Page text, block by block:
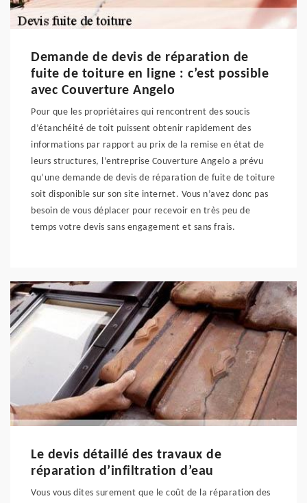
Demande de devis de réparation de
fuite de toiture en ligne : c’est possible
avec Couverture Angelo
Pour que les propriétaires qui rencontrent des soucis
d’étanchéité de toit puissent obtenir rapidement des
informations par rapport au prix de la remise en état de
leurs structures, l’entreprise Couverture Angelo a prévu
qu’une demande de devis de réparation de fuite de toiture
soit disponible sur son site internet. Vous n’avez donc pas
besoin de vous déplacer pour recevoir en très peu de
temps votre devis sans engagement et sans frais.
Le devis détaillé des travaux de
réparation d’infiltration d’eau
Vous vous dites surement que le coût de la réparation des